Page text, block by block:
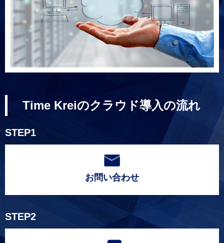
Time Kreiのクラウド導入の流れ
STEP1
お問い合わせ
STEP2